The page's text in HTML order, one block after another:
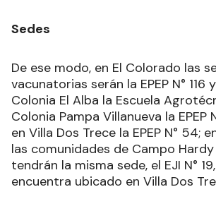
Sedes
De ese modo, en El Colorado las
vacunatorias serán la EPEP N° 116
Colonia El Alba la Escuela
Colonia Pampa Villanueva la EPEP
en Villa Dos Trece la EPEP N° 54;
las comunidades de Campo Hardy
tendrán la misma sede, el EJI N°
encuentra ubicado en Villa Dos